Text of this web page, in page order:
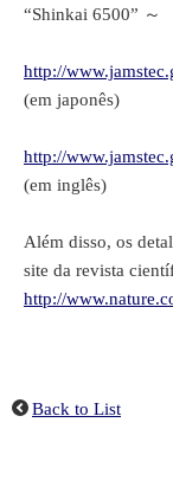
“Shinkai 6500” ～
http://
(em japonês)
http://
(em inglês)
Além disso, os
site da revista
http://
Back to List